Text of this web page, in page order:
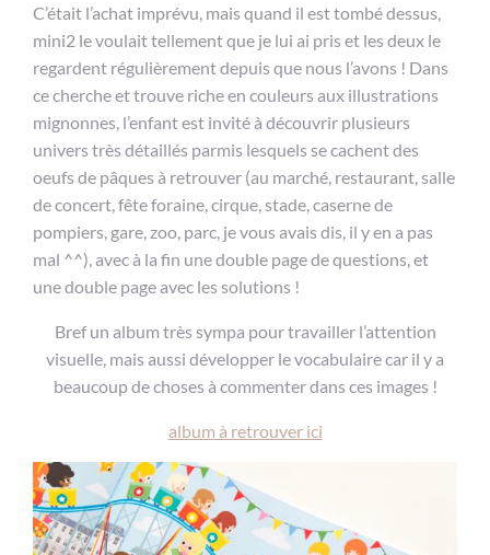
C’était l’achat imprévu, mais quand il est tombé dessus,
mini2 le voulait tellement que je lui ai pris et les deux le
regardent régulièrement depuis que nous l’avons ! Dans
ce cherche et trouve riche en couleurs aux illustrations
mignonnes, l’enfant est invité à découvrir plusieurs
univers très détaillés parmis lesquels se cachent des
oeufs de pâques à retrouver (au marché, restaurant, salle
de concert, fête foraine, cirque, stade, caserne de
pompiers, gare, zoo, parc, je vous avais dis, il y en a pas
mal ^^), avec à la fin une double page de questions, et
une double page avec les solutions !
Bref un album très sympa pour travailler l’attention
visuelle, mais aussi développer le vocabulaire car il y a
beaucoup de choses à commenter dans ces images !
album à retrouver ici